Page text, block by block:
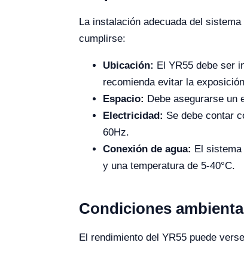
La instalación adecuada del
cumplirse:
Ubicación: El YR55 debe ser
recomienda evitar la
Espacio: Debe asegurarse un
Electricidad: Se debe contar
60Hz.
Conexión de agua: El sistema
y una temperatura de 5-40°C.
Condiciones
El rendimiento del YR55 puede